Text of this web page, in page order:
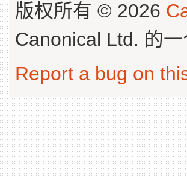
版权所有 © 2026
Canonical Ltd. 的一
Report a bug on